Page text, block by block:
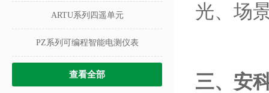
ARTU系列四遥单元
PZ系列可编程智能电测仪表
查看全部
光、场
三、 安